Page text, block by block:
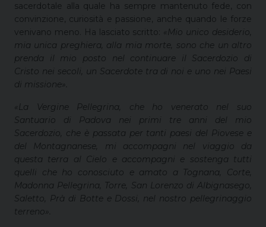
sacerdotale alla quale ha sempre mantenuto fede, con
convinzione, curiosità e passione, anche quando le forze
venivano meno. Ha lasciato scritto: «Mio unico desiderio,
mia unica preghiera, alla mia morte, sono che un altro
prenda il mio posto nel continuare il Sacerdozio di
Cristo nei secoli, un Sacerdote tra di noi e uno nei Paesi
di missione».
«La Vergine Pellegrina, che ho venerato nel suo
Santuario di Padova nei primi tre anni del mio
Sacerdozio, che è passata per tanti paesi del Piovese e
del Montagnanese, mi accompagni nel viaggio da
questa terra al Cielo e accompagni e sostenga tutti
quelli che ho conosciuto e amato a Tognana, Corte,
Madonna Pellegrina, Torre, San Lorenzo di Albignasego,
Saletto, Prà di Botte e Dossi, nel nostro pellegrinaggio
terreno».